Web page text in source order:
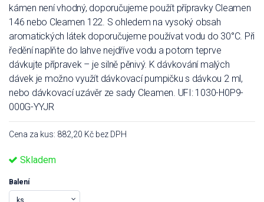
kámen není vhodný, doporučujeme použít přípravky Cleamen
146 nebo Cleamen 122. S ohledem na vysoký obsah
aromatických látek doporučujeme používat vodu do 30°C. Při
ředění naplňte do lahve nejdříve vodu a potom teprve
dávkujte přípravek – je silně pěnivý. K dávkování malých
dávek je možno využít dávkovací pumpičku s dávkou 2 ml,
nebo dávkovací uzávěr ze sady Cleamen. UFI: 1030-H0P9-
000G-YYJR
Cena za kus: 882,20 Kč bez DPH
Skladem
Balení